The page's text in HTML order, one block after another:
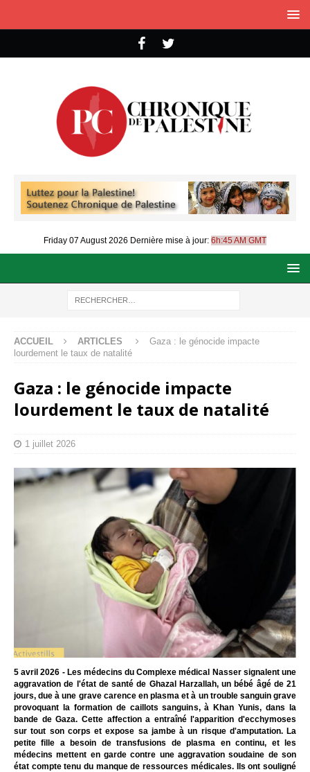
Friday 07 August 2026 Dernière mise à jour: 6h:45 AM GMT
ACCUEIL ARTICLES
Gaza : le génocide impacte
lourdement le taux de natalité
Gaza : le génocide impacte
lourdement le taux de natalité
1 juillet 2026
5 avril 2026 - Les médecins du Complexe médical Nasser signalent une
aggravation de l'état de santé de Ghazal Harzallah, un bébé âgé de 21
jours, due à une grave carence en plasma et à un trouble sanguin grave
provoquant la formation de caillots sanguins, à Khan Yunis, dans la
bande de Gaza. Cette affection a entraîné l'apparition d'ecchymoses
sur tout son corps et expose sa jambe à un risque d'amputation. La
petite fille a besoin de transfusions de plasma en continu, et les
médecins mettent en garde contre une aggravation soudaine de son
état compte tenu du manque de ressources médicales. Ils ont souligné